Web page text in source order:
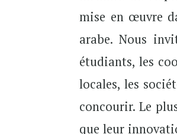
mise en œuvre
arabe. Nous
étudiants, les
locales, les
concourir. Le
que leur